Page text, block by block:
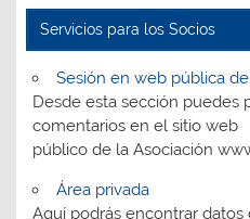
Servicios para los Socios
Sesión en web pública
Desde esta sección puedes
comentarios en el sitio web
público de la Asociación
Área privada
Aquí podrás encontrar